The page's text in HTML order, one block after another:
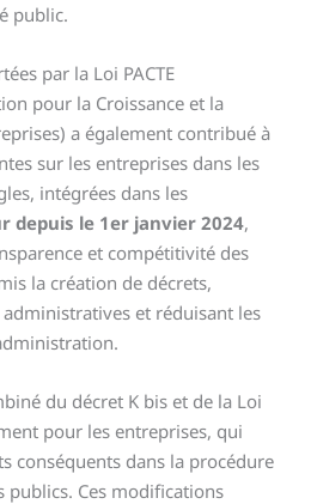
public.
par la Loi PACTE
pour la Croissance et la
a également contribué à
sur les entreprises dans les
intégrées dans les
depuis le 1er janvier 2024,
et compétitivité des
la création de décrets,
et réduisant les
du décret K bis et de la Loi
pour les entreprises, qui
conséquents dans la procédure
publics. Ces modifications